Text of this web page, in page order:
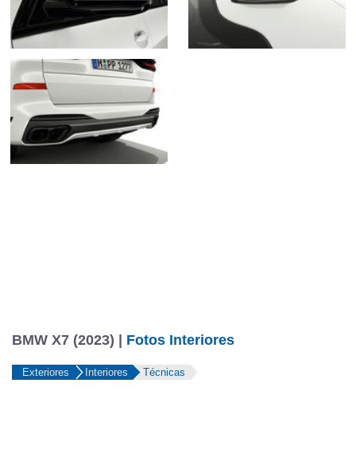
BMW X7 (2023) | Fotos Interiores
Exteriores Interiores Técnicas